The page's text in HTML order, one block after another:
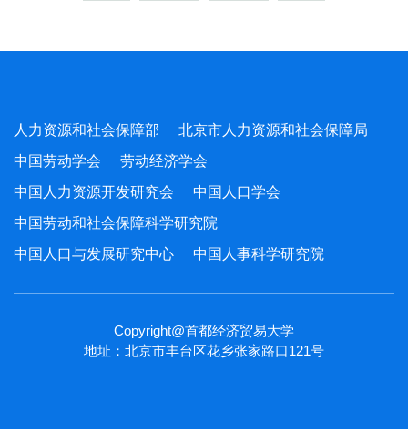
人力资源和社会保障部
北京市人力资源和社会保障局
中国劳动学会
劳动经济学会
中国人力资源开发研究会
中国人口学会
中国劳动和社会保障科学研究院
中国人口与发展研究中心
中国人事科学研究院
Copyright@首都经济贸易大学
地址：北京市丰台区花乡张家路口121号